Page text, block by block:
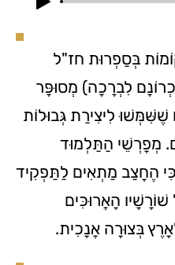
בְּסַפְרוּת חז"ל
לִבְרָכָה) מְסוּפָּר
לִיצִירַת גְּבוּלוֹת
מְפָרְשֵׁי הַתַּלְמוּד
הֶחָצַב מַתְאִים לַתַּפְקִיד
הָאֲרוּכִּים
בְּצוּרָה אֲנָכִית.